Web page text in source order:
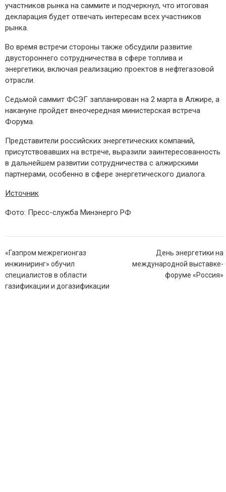
участников рынка на саммите и подчеркнул, что итоговая
декларация будет отвечать интересам всех участников
рынка.
Во время встречи стороны также обсудили развитие
двустороннего сотрудничества в сфере топлива и
энергетики, включая реализацию проектов в нефтегазовой
отрасли.
Седьмой саммит ФСЭГ запланирован на 2 марта в Алжире, а
накануне пройдет внеочередная министерская встреча
Форума.
Представители российских энергетических компаний,
присутствовавших на встрече, выразили заинтересованность
в дальнейшем развитии сотрудничества с алжирскими
партнерами, особенно в сфере энергетического диалога.
Источник
Фото: Пресс-служба Минэнерго РФ
Навигация
по
записям
«Газпром межрегионгаз
инжиниринг» обучил
специалистов в области
газификации и догазификации
День энергетики на
международной выставке-
форуме «Россия»